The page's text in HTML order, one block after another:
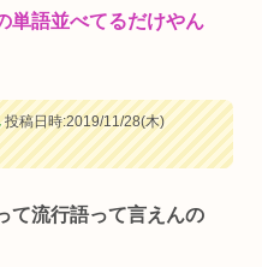
単語並べてるだけやん
投稿日時:2019/11/28(木)
て流行語って言えんの